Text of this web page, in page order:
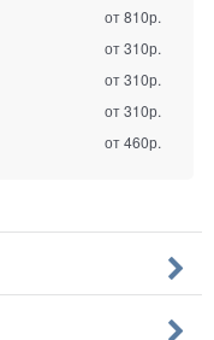
от 810р.
от 310р.
от 310р.
от 310р.
от 460р.